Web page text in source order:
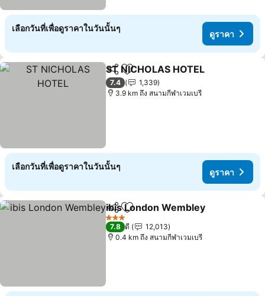
เลือกวันที่เพื่อดูราคาในวันนั้นๆ
ดูราคา
แชร์ เพิ่มในรายการโปรด
ST NICHOLAS HOTEL
7.4
1,339
3.9 km ถึง สนามกีฬาเวมเบรี
เลือกวันที่เพื่อดูราคาในวันนั้นๆ
ดูราคา
แชร์ เพิ่มในรายการโปรด
ibis London Wembley
3 ดาว
7.8 ดี
12,013
0.4 km ถึง สนามกีฬาเวมเบรี